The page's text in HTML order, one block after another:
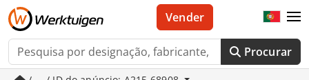
Procurar
Vender